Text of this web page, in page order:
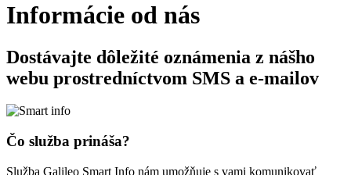
Informácie od nás
Dostávajte dôležité oznámenia z nášho
webu prostredníctvom SMS a e-mailov
Čo služba prináša?
Služba Galileo Smart Info nám umožňuje s vami komunikovať